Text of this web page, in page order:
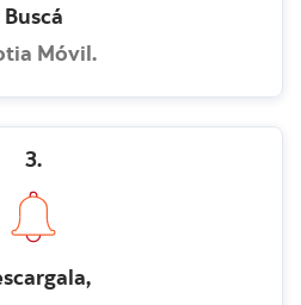
Buscá
Móvil.
3.